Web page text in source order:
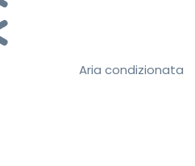
Aria condizionata